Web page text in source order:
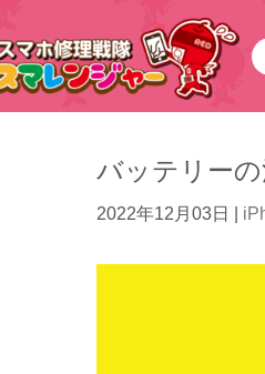
バッテリー
2022年12月03日